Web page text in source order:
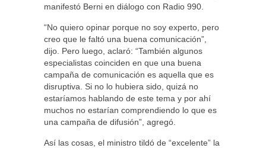
manifestó Berni en diálogo con Radio 990.
“No quiero opinar porque no soy experto, pero
creo que le faltó una buena comunicación”,
dijo. Pero luego, aclaró: “También algunos
especialistas coinciden en que una buena
campaña de comunicación es aquella que es
disruptiva. Si no lo hubiera sido, quizá no
estaríamos hablando de este tema y por ahí
muchos no estarían comprendiendo lo que es
una campaña de difusión”, agregó.
Así las cosas, el ministro tildó de “excelente” la